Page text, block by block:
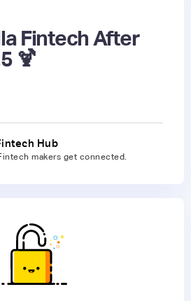
Fintech After
🍹
Hub
makers get connected.